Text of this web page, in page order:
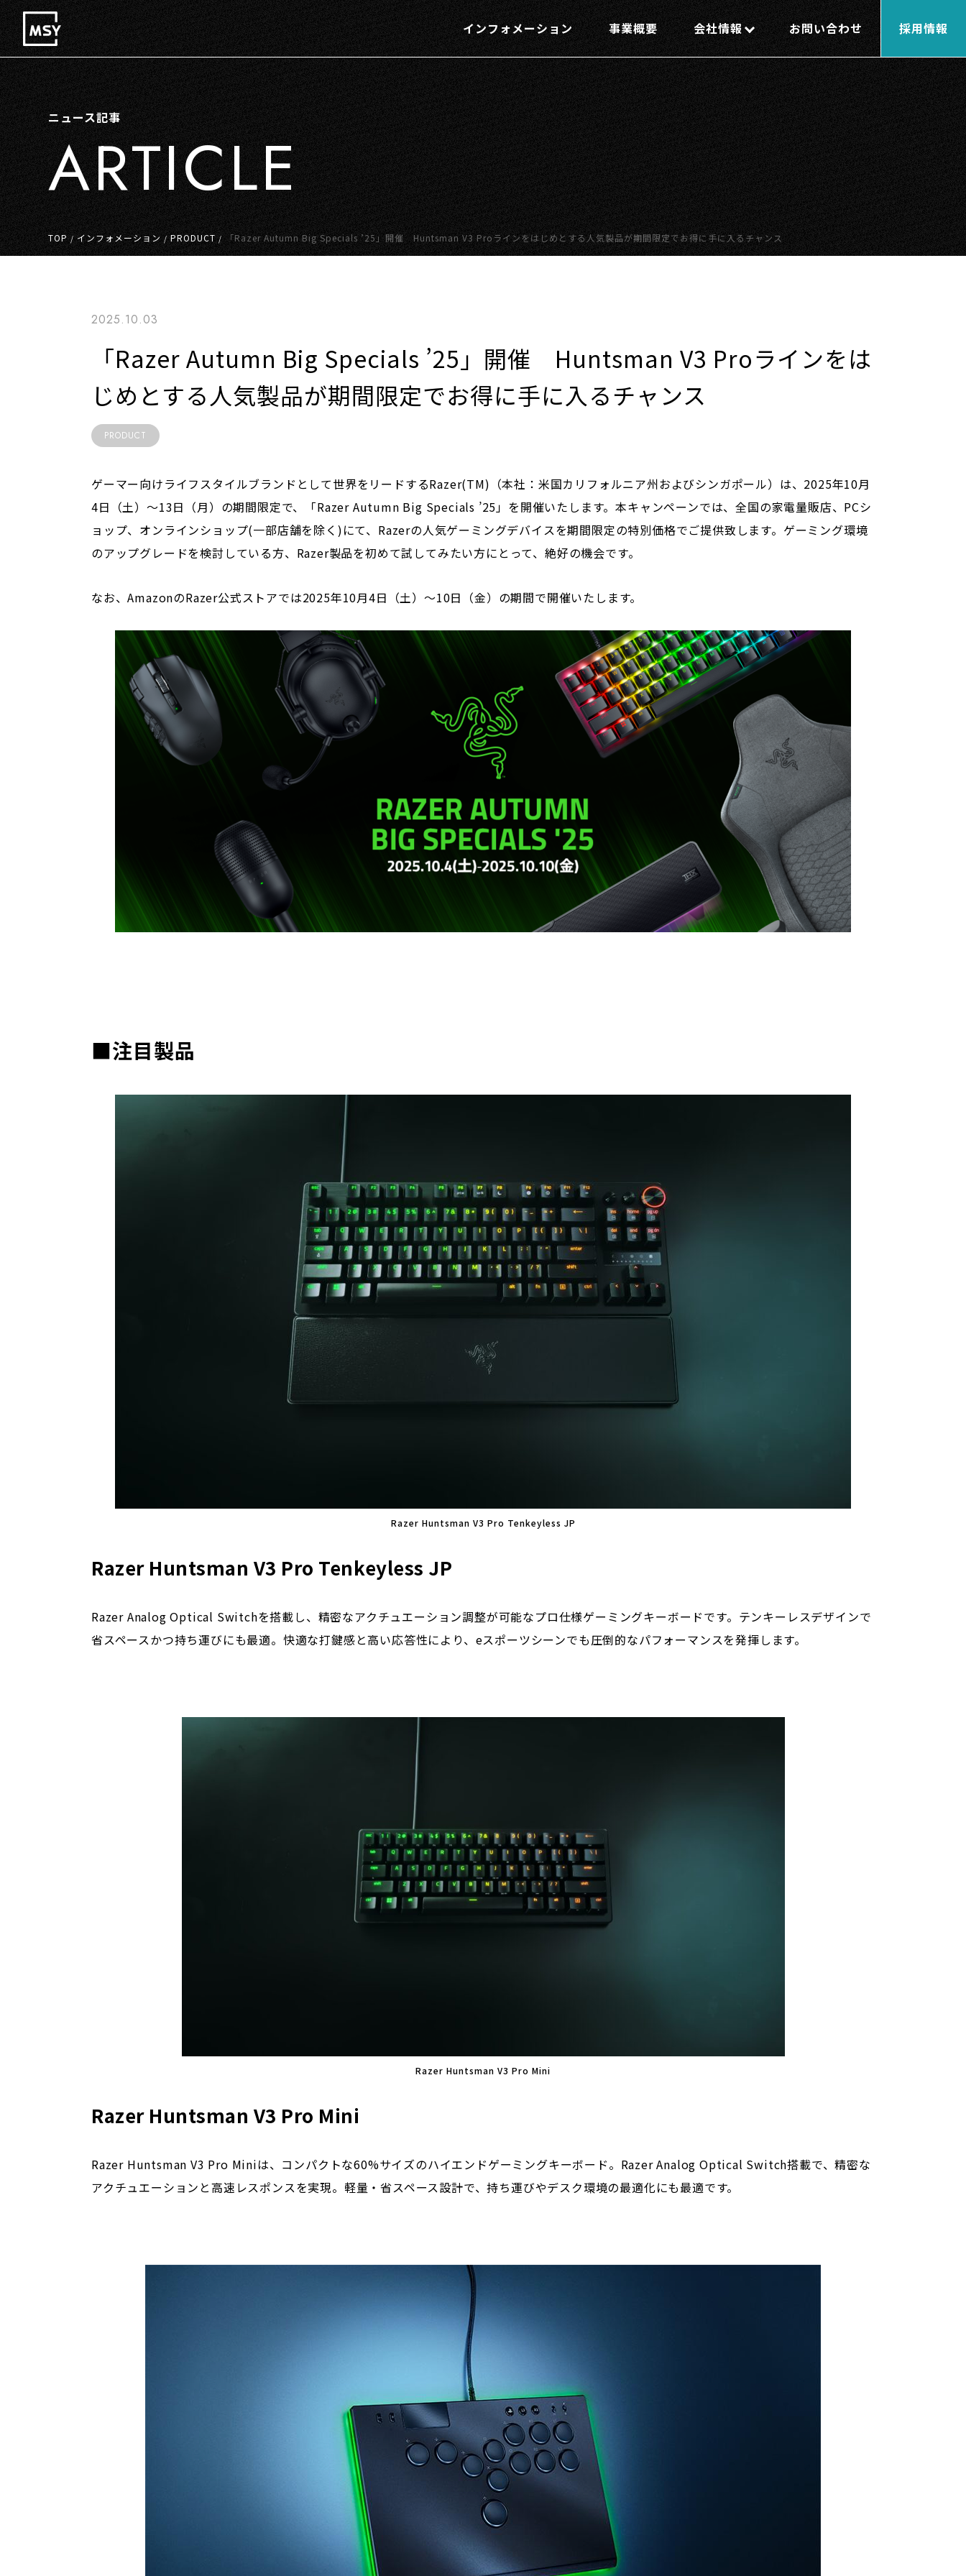
インフォメーション 事業概要 会社情報 お問い合わせ 採用情報
ニュース記事
ARTICLE
TOP / インフォメーション / PRODUCT / 「Razer Autumn Big Specials ’25」開催 Huntsman V3 Proラインをはじめとする人気製品が期間限定でお得に手に入るチャンス
2025.10.03
「Razer Autumn Big Specials ’25」開催 Huntsman V3 Proラインをは
じめとする人気製品が期間限定でお得に手に入るチャンス
PRODUCT
ゲーマー向けライフスタイルブランドとして世界をリードするRazer(TM)（本社：米国カリフォルニア州およびシンガポール）は、2025年10月
4日（土）〜13日（月）の期間限定で、「Razer Autumn Big Specials ’25」を開催いたします。本キャンペーンでは、全国の家電量販店、PCシ
ョップ、オンラインショップ(一部店舗を除く)にて、Razerの人気ゲーミングデバイスを期間限定の特別価格でご提供致します。ゲーミング環境
のアップグレードを検討している方、Razer製品を初めて試してみたい方にとって、絶好の機会です。
なお、AmazonのRazer公式ストアでは2025年10月4日（土）〜10日（金）の期間で開催いたします。
■注目製品
Razer Huntsman V3 Pro Tenkeyless JP
Razer Huntsman V3 Pro Tenkeyless JP
Razer Analog Optical Switchを搭載し、精密なアクチュエーション調整が可能なプロ仕様ゲーミングキーボードです。テンキーレスデザインで
省スペースかつ持ち運びにも最適。快適な打鍵感と高い応答性により、eスポーツシーンでも圧倒的なパフォーマンスを発揮します。
Razer Huntsman V3 Pro Mini
Razer Huntsman V3 Pro Mini
Razer Huntsman V3 Pro Miniは、コンパクトな60%サイズのハイエンドゲーミングキーボード。Razer Analog Optical Switch搭載で、精密な
アクチュエーションと高速レスポンスを実現。軽量・省スペース設計で、持ち運びやデスク環境の最適化にも最適です。